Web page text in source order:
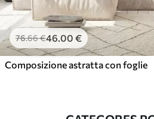
76.66€46.00 €
Composizione astratta con foglie